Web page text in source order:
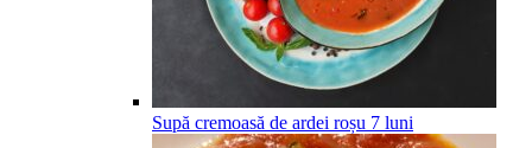
Supă cremoasă de ardei roșu 7 luni